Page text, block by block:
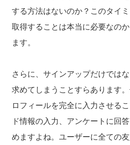
する方法はないのか？このタイ
取得することは本当に必要なの
ます。
さらに、サインアップだけでは
求めてしまうことすらあります
ロフィールを完全に入力させる
ド情報の入力、アンケートに回
めますよね。ユーザーに全ての